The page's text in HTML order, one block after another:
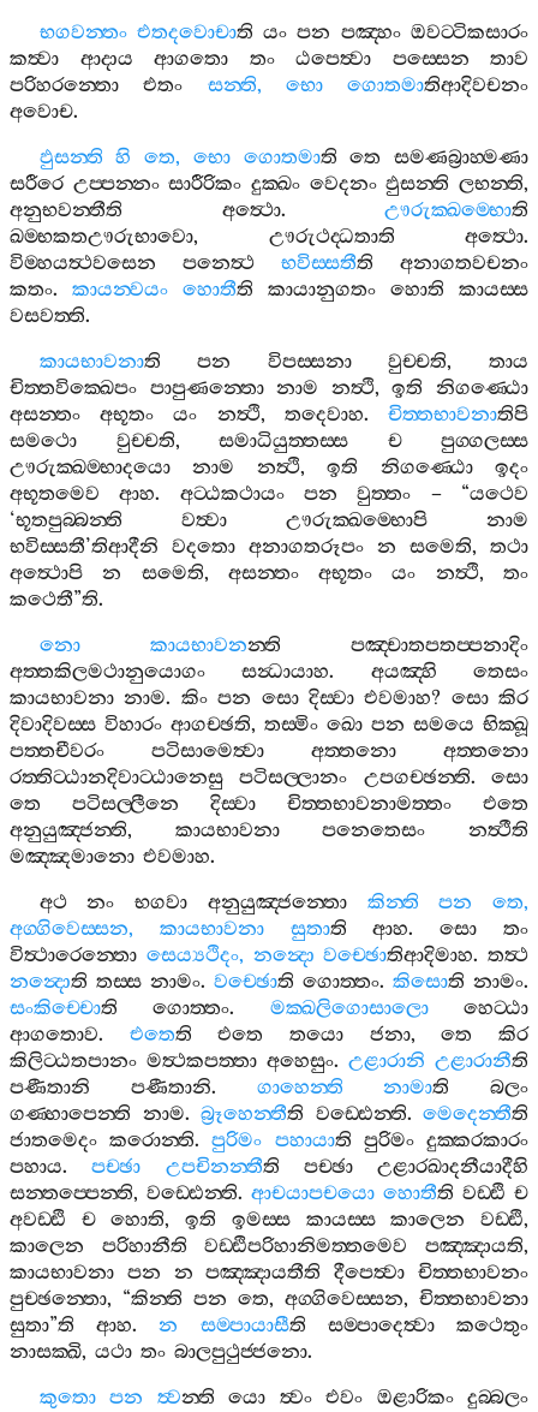
භගවන‍්තං එතදවොචාති යං පන පඤ‍්හං ඔවට‍්ටිකසාරං
කත්‍වා
ආදාය ආගතො තං ඨපෙත්‍වා පස‍්සෙන
තාව
පරිහරන‍්තො
එතං සන‍්ති, භො ගොතමාතිආදිවචනං
අවොච.
ඵුසන‍්ති හි තෙ, භො ගොතමාති තෙ
සමණබ්‍රාහ‍්මණා
සරීරෙ උප‍්පන‍්නං සාරීරිකං දුක‍්ඛං වෙදනං ඵුසන‍්ති ලභන‍්ති,
අනුභවන‍්තීති
අත්‍ථො. ඌරුක‍්ඛම‍්භොති
ඛම‍්භකතඌරුභාවො, ඌරුථද‍්ධතාති අත්‍ථො.
විම‍්හයත්‍ථවසෙන
පනෙත්‍ථ භවිස‍්සතීති
අනාගතවචනං
කතං. කායන‍්වයං හොතීති කායානුගතං හොති
කායස‍්ස
වසවත‍්ති.
කායභාවනාති පන විපස‍්සනා වුච‍්චති, තාය
චිත‍්තවික‍්ඛෙපං පාපුණන‍්තො නාම නත්‍ථි,ඉති
නිගණ‍්ඨො
අසන‍්තං
අභූතං යං නත්‍ථි, තදෙවාහ.චිත‍්තභාවනාතිපි
සමථො
වුච‍්චති, සමාධියුත‍්තස‍්ස ච
පුග‍්ගලස‍්ස
ඌරුක‍්ඛම‍්භාදයො
නාම නත්‍ථි,ඉති නිගණ‍්ඨො
ඉදං
අභූතමෙව
ආහ. අට‍්ඨකථායං පන වුත‍්තං – “යථෙව
‘භූතපුබ‍්බන‍්ති වත්‍වා ඌරුක‍්ඛම‍්භොපි
නාම
භවිස‍්සතී’තිආදීනි වදතො අනාගතරූපං න සමෙති, තථා
අත්‍ථොපි
න සමෙති, අසන‍්තං අභූතං යං නත්‍ථි,තං
කථෙතී”ති.
නො
කායභාවනන‍්ති
පඤ‍්චාතපතප‍්පනාදිං
අත‍්තකිලමථානුයොගං
සන්‍ධායාහ. අයඤ‍්හි
තෙසං
කායභාවනා නාම. කිං පන සො දිස‍්වා එවමාහ? සො කිර
දිවාදිවස‍්ස විහාරං ආගච‍්ඡති, තස‍්මිං ඛො පන සමයෙ භික‍්ඛූ
පත‍්තචීවරං
පටිසාමෙත්‍වා අත‍්තනො
අත‍්තනො
රත‍්තිට‍්ඨානදිවාට‍්ඨානෙසු
පටිසල‍්ලානං උපගච‍්ඡන‍්ති.සො
තෙ
පටිසල‍්ලීනෙ දිස‍්වා චිත‍්තභාවනාමත‍්තං
එතෙ
අනුයුඤ‍්ජන‍්ති, කායභාවනා පනෙතෙසං
නත්‍ථීති
මඤ‍්ඤමානො එවමාහ.
අථ
නං භගවා අනුයුඤ‍්ජන‍්තො කින‍්ති පන තෙ,
අග‍්ගිවෙස‍්සන, කායභාවනා සුතාති ආහ.සො
තං
විත්‍ථාරෙන‍්තො සෙය්‍යථිදං, නන්‍දො වච‍්ඡොතිආදිමාහ. තත්‍ථ
නන්‍දොති තස‍්ස නාමං. වච‍්ඡොති ගොත‍්තං. කිසොති නාමං.
සංකිච‍්චොති ගොත‍්තං. මක‍්ඛලිගොසාලො
හෙට‍්ඨා
ආගතොව. එතෙති එතෙ තයො ජනා,තෙ
කිර
කිලිට‍්ඨතපානං මත්‍ථකපත‍්තා අහෙසුං. උළාරානි උළාරානීති
පණීතානි
පණීතානි. ගාහෙන‍්ති නාමාති
බලං
ගණ‍්හාපෙන‍්ති නාම. බ්‍රූහෙන‍්තීති වඩ‍්ඪෙන‍්ති. මෙදෙන‍්තීති
ජාතමෙදං කරොන‍්ති.පුරිමං පහායාති පුරිමං දුක‍්කරකාරං
පහාය.පච‍්ඡා උපචිනන‍්තීති පච‍්ඡා
උළාරඛාදනීයාදීහි
සන‍්තප‍්පෙන‍්ති, වඩ‍්ඪෙන‍්ති. ආචයාපචයො හොතීති වඩ‍්ඪි ච
අවඩ‍්ඪි
ච හොති,ඉති ඉමස‍්ස කායස‍්ස කාලෙන වඩ‍්ඪි,
කාලෙන
පරිහානීති වඩ‍්ඪිපරිහානිමත‍්තමෙව පඤ‍්ඤායති,
කායභාවනා පන න පඤ‍්ඤායතීති දීපෙත්‍වා චිත‍්තභාවනං
පුච‍්ඡන‍්තො, “කින‍්ති පන තෙ, අග‍්ගිවෙස‍්සන, චිත‍්තභාවනා
සුතා”ති ආහ.න සම‍්පායාසීති සම‍්පාදෙත්‍වා
කථෙතුං
නාසක‍්ඛි, යථා තං බාලපුථුජ‍්ජනො.
කුතො
පන ත්‍වන‍්ති යො ත්‍වං එවං ඔළාරිකං
දුබ‍්බලං